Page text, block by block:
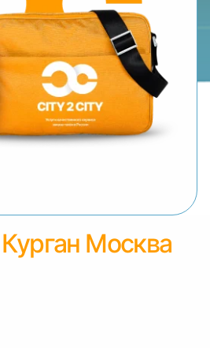
Курган Москва